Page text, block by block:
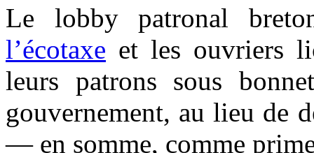
Le lobby patronal
l’écotaxe et les ouvriers
leurs patrons sous
gouvernement, au lieu de
— en somme, comme